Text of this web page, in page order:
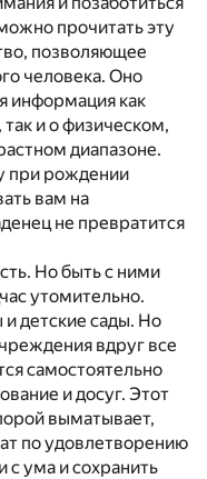
прочитать эту
позволяющее
человека. Оно
информация как
и о физическом,
диапазоне.
при рождении
вам на
не превратится
Но быть с ними
утомительно.
детские сады. Но
вдруг все
самостоятельно
и досуг. Этот
выматывает,
по удовлетворению
с ума и сохранить